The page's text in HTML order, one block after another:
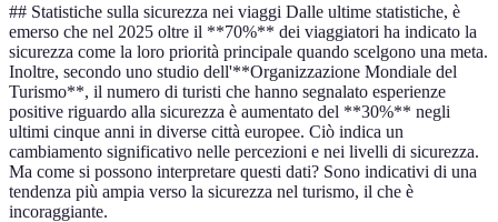
## Statistiche sulla sicurezza nei viaggi Dalle ultime statistiche, è
emerso che nel 2025 oltre il **70%** dei viaggiatori ha indicato la
sicurezza come la loro priorità principale quando scelgono una meta.
Inoltre, secondo uno studio dell'**Organizzazione Mondiale del
Turismo**, il numero di turisti che hanno segnalato esperienze
positive riguardo alla sicurezza è aumentato del **30%** negli
ultimi cinque anni in diverse città europee. Ciò indica un
cambiamento significativo nelle percezioni e nei livelli di sicurezza.
Ma come si possono interpretare questi dati? Sono indicativi di una
tendenza più ampia verso la sicurezza nel turismo, il che è
incoraggiante.